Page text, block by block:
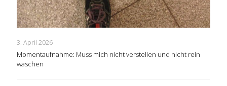
3. April 2026
Momentaufnahme: Muss mich nicht verstellen und nicht rein
waschen